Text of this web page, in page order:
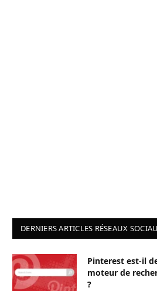
DERNIERS ARTICLES RÉSEAUX
Pinterest est-il
moteur de
?